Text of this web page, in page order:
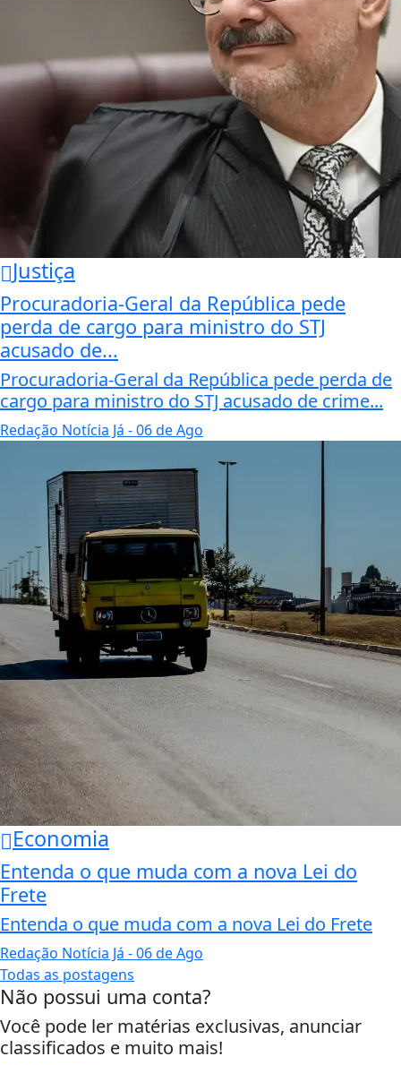
Justiça
Procuradoria-Geral da República pede
perda de cargo para ministro do STJ
acusado de...
Procuradoria-Geral da República pede perda de
cargo para ministro do STJ acusado de crime...
Redação Notícia Já - 06 de Ago
Economia
Entenda o que muda com a nova Lei do
Frete
Entenda o que muda com a nova Lei do Frete
Redação Notícia Já - 06 de Ago
Todas as postagens
Não possui uma conta?
Você pode ler matérias exclusivas, anunciar
classificados e muito mais!